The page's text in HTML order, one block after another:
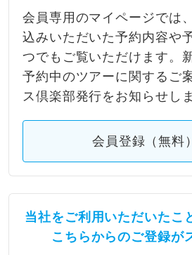
会員専用のマイページでは
込みいただいた予約内容や
つでもご覧いただけます。
予約中のツアーに関するご
ス倶楽部発行をお知らせし
会員登録（無料）
当社をご利用いただいたこ
こちらからのご登録が